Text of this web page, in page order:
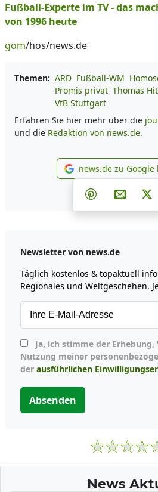
Fußball-Experte im TV - das
von 1996 heute
gom/hos/news.de
Themen: ARD Fußball-WM
Promis privat Thomas
VfB Stuttgart
Erfahren Sie hier mehr über die
und die Redaktion von news.de.
news.de zu
Teilen auf
Teilen auf
Per E-
Newsletter von news.de
Täglich kostenlos & topaktuell
Regionales und Weltgeschehen.
Nutzung meiner
der ausführlichen
Absenden
News